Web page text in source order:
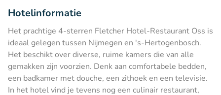
Hotelinformatie
Het prachtige 4-sterren Fletcher Hotel-Restaurant Oss is
ideaal gelegen tussen Nijmegen en 's-Hertogenbosch.
Het beschikt over diverse, ruime kamers die van alle
gemakken zijn voorzien. Denk aan comfortabele bedden,
een badkamer met douche, een zithoek en een televisie.
In het hotel vind je tevens nog een culinair restaurant,